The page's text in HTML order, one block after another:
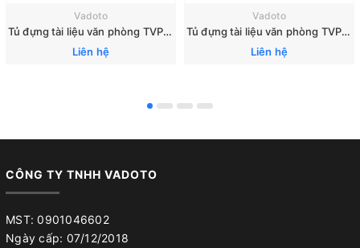
Vadoto
Tủ đựng tài liệu văn phòng TVP08 - Tủ hồ sơ
Liên hệ
Vadoto
Tủ đựng tài liệu văn phòng TVP07 - Tủ hồ sơ
Liên hệ
CÔNG TY TNHH VADOTO
MST: 0901046602
Ngày cấp: 07/12/2018